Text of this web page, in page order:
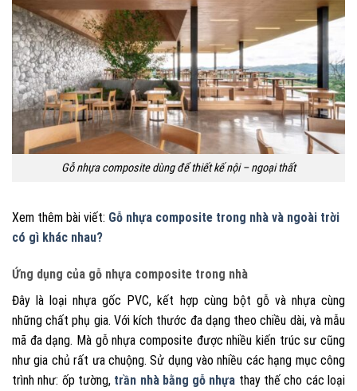
Gỗ nhựa composite dùng để thiết kế nội – ngoại thất
Xem thêm bài viết: Gỗ nhựa composite trong nhà và ngoài trời
có gì khác nhau?
Ứng dụng của gỗ nhựa composite trong nhà
Đây là loại nhựa gốc PVC, kết hợp cùng bột gỗ và nhựa cùng
những chất phụ gia. Với kích thước đa dạng theo chiều dài, và mẫu
mã đa dạng. Mà gỗ nhựa composite được nhiều kiến trúc sư cũng
như gia chủ rất ưa chuộng. Sử dụng vào nhiều các hạng mục công
trình như: ốp tường, trần nhà bằng gỗ nhựa thay thế cho các loại